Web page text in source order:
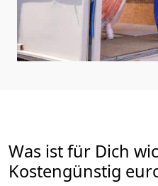
Was ist für Dich
Kostengünstig